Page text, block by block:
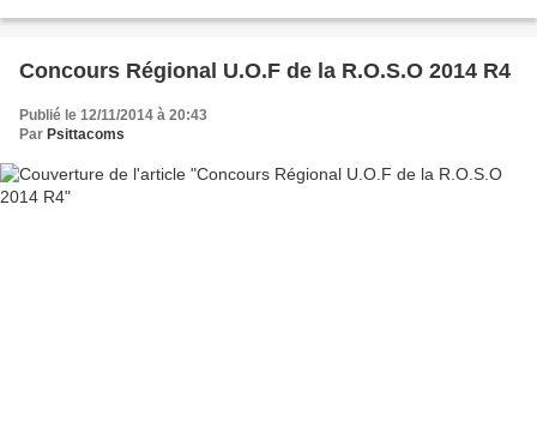
Concours Régional U.O.F de la R.O.S.O 2014 R4
Publié le 12/11/2014 à 20:43
Par Psittacoms